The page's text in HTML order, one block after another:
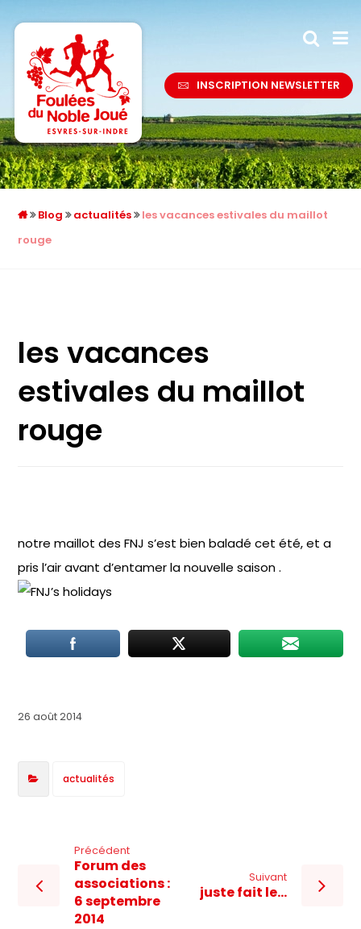
INSCRIPTION NEWSLETTER
Blog actualités
les vacances estivales du maillot
rouge
les vacances
estivales du maillot
rouge
notre maillot des FNJ s’est bien baladé cet été, et a
pris l’air avant d’entamer la nouvelle saison .
26 août 2014
actualités
Précédent
Forum des
associations :
6 septembre
2014
Suivant
juste fait le…